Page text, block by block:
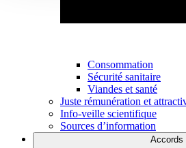
Consommation
Sécurité sanitaire
Viandes et santé
Juste rémunération et
Info-veille scientifique
Sources d’information
Accords